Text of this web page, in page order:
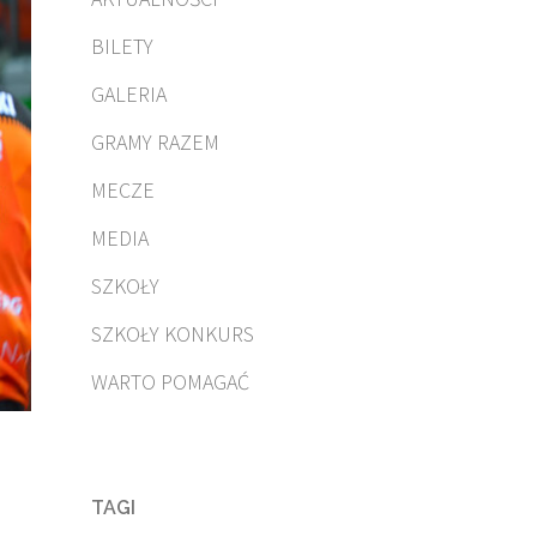
BILETY
GALERIA
GRAMY RAZEM
MECZE
MEDIA
SZKOŁY
SZKOŁY KONKURS
WARTO POMAGAĆ
TAGI